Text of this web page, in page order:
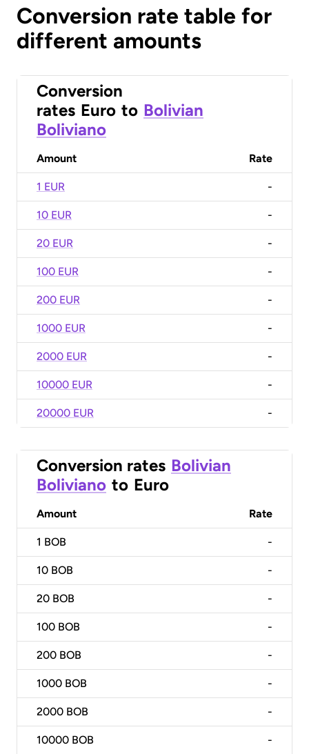
Conversion rate table for
different amounts
Conversion
rates Euro to Bolivian
Boliviano
Amount Rate
1 EUR -
10 EUR -
20 EUR -
100 EUR -
200 EUR -
1000 EUR -
2000 EUR -
10000 EUR -
20000 EUR -
Conversion rates Bolivian
Boliviano to Euro
Amount Rate
1 BOB -
10 BOB -
20 BOB -
100 BOB -
200 BOB -
1000 BOB -
2000 BOB -
10000 BOB -